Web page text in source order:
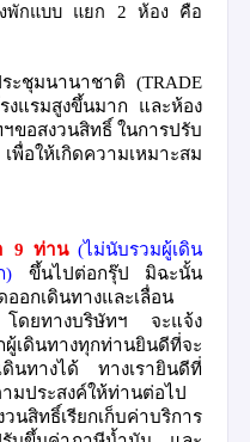
พักแบบ แยก 2
ห้อง คือ
ระชุมนานาชาติ(TRADE
งแรมสูงขึ้นมาก และห้อง
ขอสงวนสิทธิ์ ในการปรับ
พื่อให้เกิดความเหมาะสม
9 ท่าน (ไม่นับรวมผู้เดิน
)
ขึ้นไปต่อกรุ๊ป มิฉะนั้น
อกเดินทางและเลื่อน
โดยทางบริษัทฯ จะแจ้ง
เดินทางทุกท่านยินดีที่จะ
ดินทางได้ ทางเรายินดีที่
มประสงค์ให้ท่านต่อไป
สิทธิ์เรียกเก็บค่าบริการ